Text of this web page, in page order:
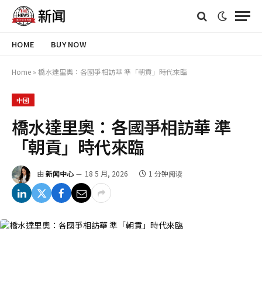
HOME BUY NOW
Home » 橋水達里奧：各國爭相訪華 準「朝貢」時代來臨
中國
橋水達里奧：各國爭相訪華 準
「朝貢」時代來臨
由 新闻中心 18 5 月, 2026 1 分钟阅读